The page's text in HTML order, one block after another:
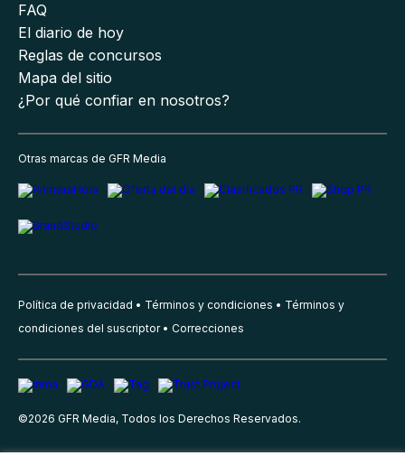
FAQ
El diario de hoy
Reglas de concursos
Mapa del sitio
¿Por qué confiar en nosotros?
Otras marcas de GFR Media
Política de privacidad Términos y condiciones
Términos y
condiciones del suscriptor
Correcciones
©2026 GFR Media, Todos los Derechos Reservados.